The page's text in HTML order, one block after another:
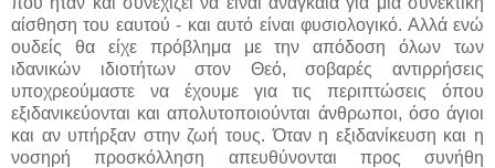
αίσθηση του εαυτού - και αυτό είναι φυσιολογικό. Αλλά ενώ
ουδείς θα είχε πρόβλημα με την απόδοση όλων των
ιδανικών ιδιοτήτων στον Θεό, σοβαρές αντιρρήσεις
υποχρεούμαστε να έχουμε για τις περιπτώσεις όπου
εξιδανικεύονται και απολυτοποιούνται άνθρωποι, όσο άγιοι
και αν υπήρξαν στην ζωή τους. Όταν η εξιδανίκευση και η
νοσηρή προσκόλληση απευθύνονται προς συνήθη